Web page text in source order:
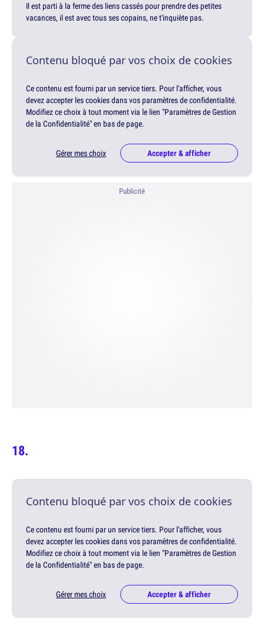
Il est parti à la ferme des liens cassés pour prendre des petites
vacances, il est avec tous ses copains, ne t'inquiète pas.
Contenu bloqué par vos choix de cookies
Ce contenu est fourni par un service tiers. Pour l'afficher, vous
devez accepter les cookies dans vos paramètres de confidentialité.
Modifiez ce choix à tout moment via le lien "Paramètres de Gestion
de la Confidentialité" en bas de page.
Gérer mes choix Accepter & afficher
Publicité
Contenu bloqué par vos choix de cookies
Ce contenu est fourni par un service tiers. Pour l'afficher, vous
devez accepter les cookies dans vos paramètres de confidentialité.
Modifiez ce choix à tout moment via le lien "Paramètres de Gestion
de la Confidentialité" en bas de page.
Gérer mes choix Accepter & afficher